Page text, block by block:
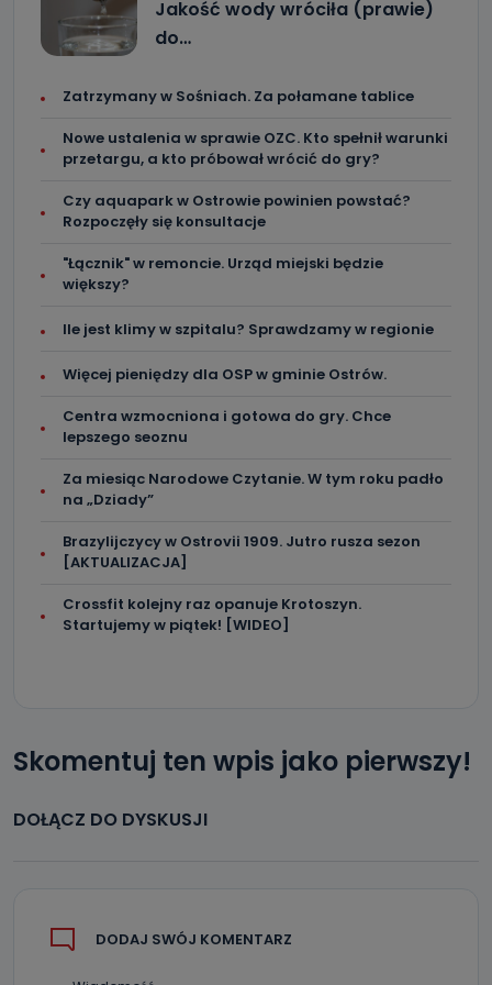
Jakość wody wróciła (prawie)
do…
Zatrzymany w Sośniach. Za połamane tablice
Nowe ustalenia w sprawie OZC. Kto spełnił warunki
przetargu, a kto próbował wrócić do gry?
Czy aquapark w Ostrowie powinien powstać?
Rozpoczęły się konsultacje
"Łącznik" w remoncie. Urząd miejski będzie
większy?
Ile jest klimy w szpitalu? Sprawdzamy w regionie
Więcej pieniędzy dla OSP w gminie Ostrów.
Centra wzmocniona i gotowa do gry. Chce
lepszego seoznu
Za miesiąc Narodowe Czytanie. W tym roku padło
na „Dziady”
Brazylijczycy w Ostrovii 1909. Jutro rusza sezon
[AKTUALIZACJA]
Crossfit kolejny raz opanuje Krotoszyn.
Startujemy w piątek! [WIDEO]
Skomentuj ten wpis jako pierwszy!
DOŁĄCZ DO DYSKUSJI
DODAJ SWÓJ KOMENTARZ